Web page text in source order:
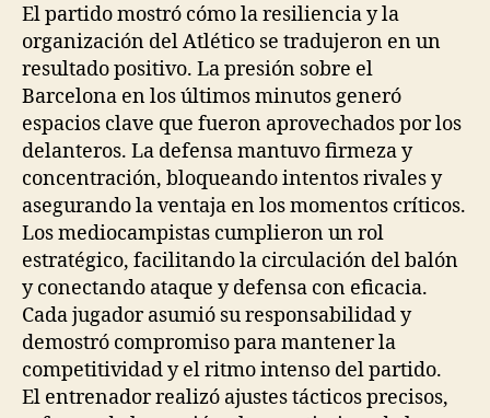
El partido mostró cómo la resiliencia y la
organización del Atlético se tradujeron en un
resultado positivo. La presión sobre el
Barcelona en los últimos minutos generó
espacios clave que fueron aprovechados por los
delanteros. La defensa mantuvo firmeza y
concentración, bloqueando intentos rivales y
asegurando la ventaja en los momentos críticos.
Los mediocampistas cumplieron un rol
estratégico, facilitando la circulación del balón
y conectando ataque y defensa con eficacia.
Cada jugador asumió su responsabilidad y
demostró compromiso para mantener la
competitividad y el ritmo intenso del partido.
El entrenador realizó ajustes tácticos precisos,